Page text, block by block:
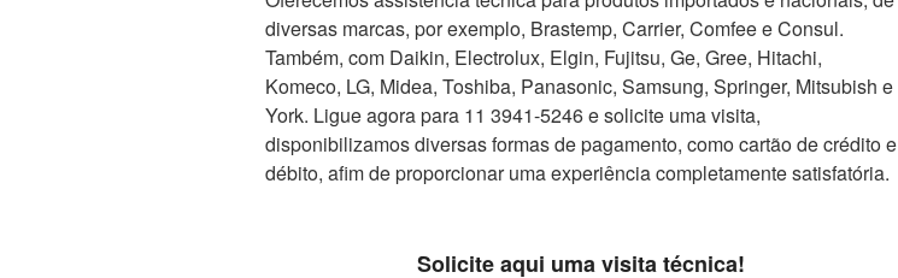
diversas marcas, por exemplo, Brastemp, Carrier, Comfee e Consul.
Também, com Daikin, Electrolux, Elgin, Fujitsu, Ge, Gree, Hitachi,
Komeco, LG, Midea, Toshiba, Panasonic, Samsung, Springer, Mitsubish e
York. Ligue agora para 11 3941-5246 e solicite uma visita,
disponibilizamos diversas formas de pagamento, como cartão de crédito e
débito, afim de proporcionar uma experiência completamente satisfatória.
Solicite aqui uma visita técnica!